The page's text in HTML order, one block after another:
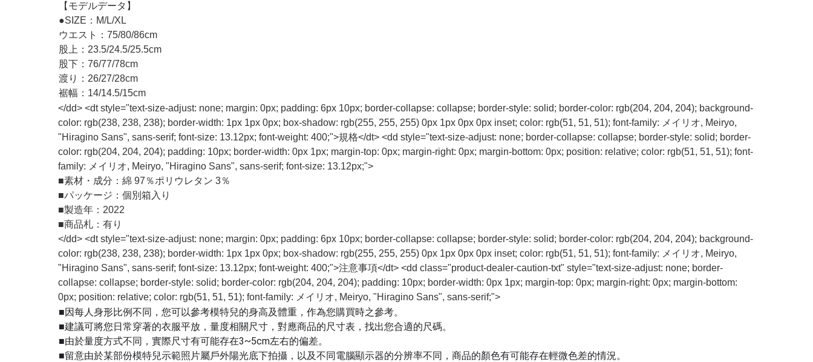
【モデルデータ】
●SIZE：M/L/XL
ウエスト：75/80/86cm
股上：23.5/24.5/25.5cm
股下：76/77/78cm
渡り：26/27/28cm
裾幅：14/14.5/15cm
</dd> <dt style="text-size-adjust: none; margin: 0px; padding: 6px 10px; border-collapse: collapse; border-style: solid; border-color: rgb(204, 204, 204); background-
color: rgb(238, 238, 238); border-width: 1px 1px 0px; box-shadow: rgb(255, 255, 255) 0px 1px 0px 0px inset; color: rgb(51, 51, 51); font-family: メイリオ, Meiryo,
"Hiragino Sans", sans-serif; font-size: 13.12px; font-weight: 400;">規格</dt> <dd style="text-size-adjust: none; border-collapse: collapse; border-style: solid; border-
color: rgb(204, 204, 204); padding: 10px; border-width: 0px 1px; margin-top: 0px; margin-right: 0px; margin-bottom: 0px; position: relative; color: rgb(51, 51, 51); font-
family: メイリオ, Meiryo, "Hiragino Sans", sans-serif; font-size: 13.12px;">
■素材・成分：綿 97％ポリウレタン 3％
■パッケージ：個別箱入り
■製造年：2022
■商品札：有り
</dd> <dt style="text-size-adjust: none; margin: 0px; padding: 6px 10px; border-collapse: collapse; border-style: solid; border-color: rgb(204, 204, 204); background-
color: rgb(238, 238, 238); border-width: 1px 1px 0px; box-shadow: rgb(255, 255, 255) 0px 1px 0px 0px inset; color: rgb(51, 51, 51); font-family: メイリオ, Meiryo,
"Hiragino Sans", sans-serif; font-size: 13.12px; font-weight: 400;">注意事項</dt> <dd class="product-dealer-caution-txt" style="text-size-adjust: none; border-
collapse: collapse; border-style: solid; border-color: rgb(204, 204, 204); padding: 10px; border-width: 0px 1px; margin-top: 0px; margin-right: 0px; margin-bottom:
0px; position: relative; color: rgb(51, 51, 51); font-family: メイリオ, Meiryo, "Hiragino Sans", sans-serif;">
■因每人身形比例不同，您可以參考模特兒的身高及體重，作為您購買時之參考。
■建議可將您日常穿著的衣服平放，量度相關尺寸，對應商品的尺寸表，找出您合適的尺碼。
■由於量度方式不同，實際尺寸有可能存在3~5cm左右的偏差。
■留意由於某部份模特兒示範照片屬戶外陽光底下拍攝，以及不同電腦顯示器的分辨率不同，商品的顏色有可能存在輕微色差的情況。